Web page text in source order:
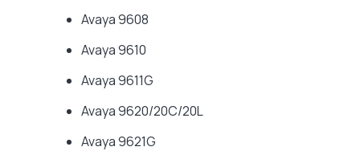
Avaya 9608
Avaya 9610
Avaya 9611G
Avaya 9620/20C/20L
Avaya 9621G